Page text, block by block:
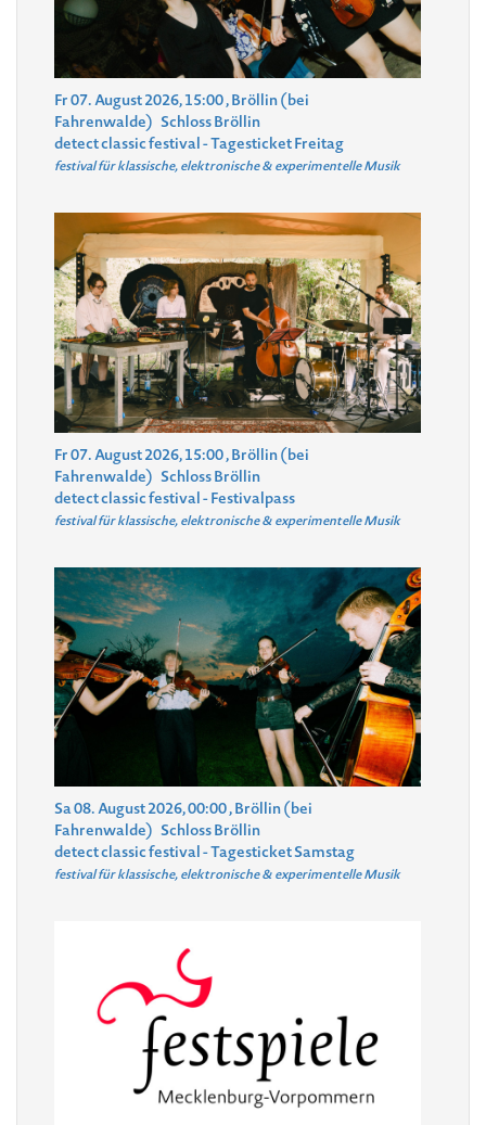
Fr 07. August 2026, 15:00, Bröllin (bei
Fahrenwalde) Schloss Bröllin
detect classic festival - Tagesticket Freitag
festival für klassische, elektronische & experimentelle Musik
Fr 07. August 2026, 15:00, Bröllin (bei
Fahrenwalde) Schloss Bröllin
detect classic festival - Festivalpass
festival für klassische, elektronische & experimentelle Musik
Sa 08. August 2026, 00:00, Bröllin (bei
Fahrenwalde) Schloss Bröllin
detect classic festival - Tagesticket Samstag
festival für klassische, elektronische & experimentelle Musik